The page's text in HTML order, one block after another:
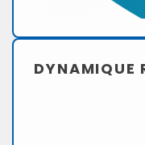
DYNAMIQUE